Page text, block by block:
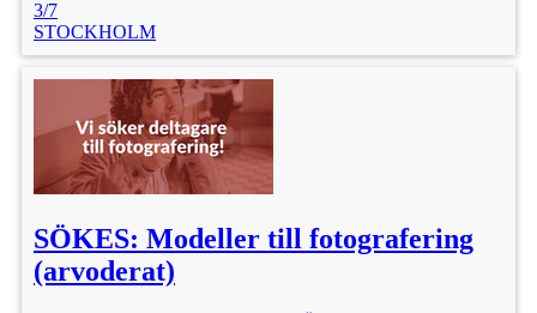
3/7
STOCKHOLM
SÖKES: Modeller till fotografering
(arvoderat)